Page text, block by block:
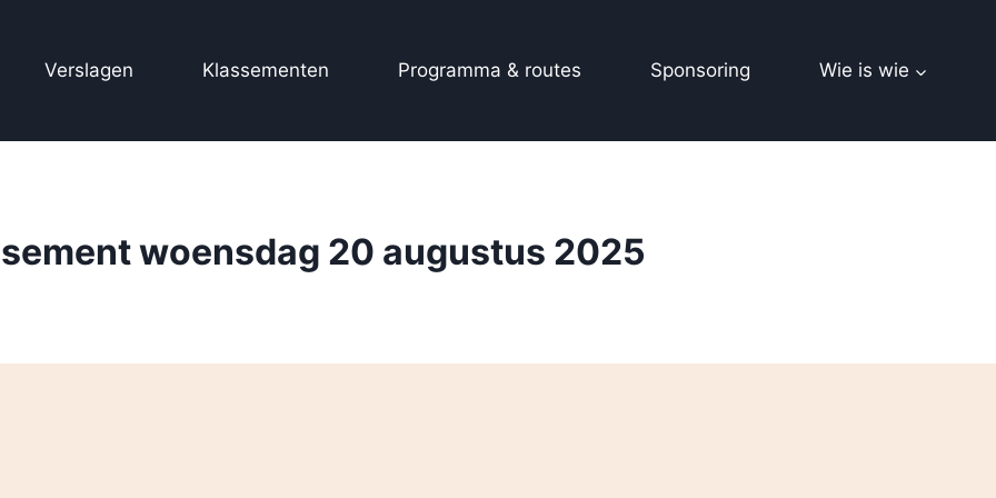
Verslagen Klassementen Programma & routes Sponsoring Wie is wie
woensdag 20 augustus 2025